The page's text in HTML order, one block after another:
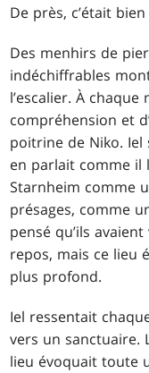
De près, c’était
Des menhirs de
indéchiffrables
l’escalier. À
compréhension et
poitrine de Niko.
en parlait comme il
Starnheim comme
présages, comme
pensé qu’ils
repos, mais ce lieu
plus profond.
Iel ressentait
vers un
lieu évoquait toute